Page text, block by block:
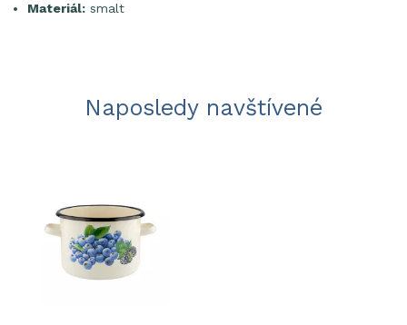
Materiál: smalt
Naposledy navštívené